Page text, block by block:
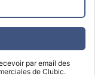
par email des
de Clubic.